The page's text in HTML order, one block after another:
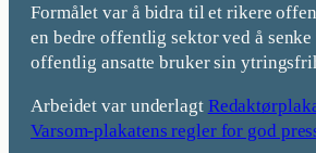
Formålet var å bidra til et rikere
en bedre offentlig sektor ved å
offentlig ansatte bruker sin
Arbeidet var underlagt
Varsom-plakatens regler for god